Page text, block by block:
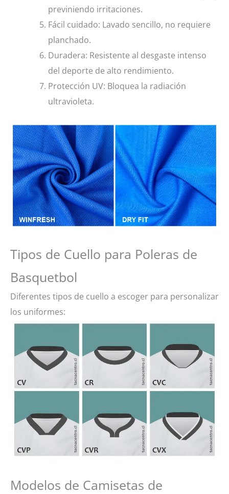
previniendo irritaciones.
Fácil cuidado: Lavado sencillo, no requiere
planchado.
Duradera: Resistente al desgaste intenso
del deporte de alto rendimiento.
Protección UV: Bloquea la radiación
ultravioleta.
Tipos de Cuello para Poleras de
Basquetbol
Diferentes tipos de cuello a escoger para personalizar
los uniformes:
Modelos de Camisetas de